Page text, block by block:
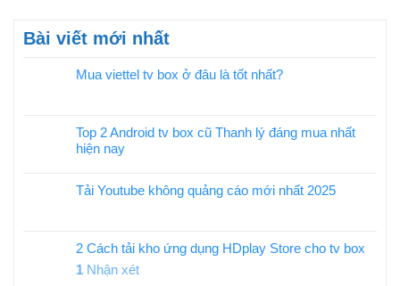
Bài viết mới nhất
Mua viettel tv box ở đâu là tốt nhất?
Top 2 Android tv box cũ Thanh lý đáng mua nhất
hiện nay
Tải Youtube không quảng cáo mới nhất 2025
2 Cách tải kho ứng dụng HDplay Store cho tv box
1 Nhận xét